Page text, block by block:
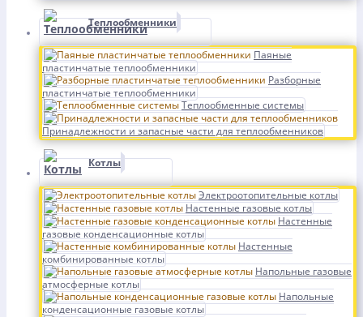
Теплообменники
Паяные
пластинчатые теплообменники
Разборные
пластинчатые теплообменники
Теплообменные системы
Принадлежности и запасные части для теплообменников
Котлы
Электроотопительные котлы
Настенные газовые котлы
Настенные
газовые конденсационные котлы
Настенные
комбинированные котлы
Напольные газовые
атмосферные котлы
Напольные
конденсационные газовые котлы